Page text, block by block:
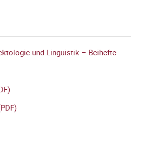
und Linguistik – Beihefte